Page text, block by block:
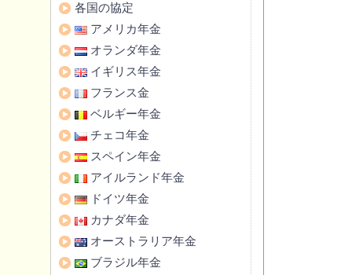
各国の協定
アメリカ年金
オランダ年金
イギリス年金
フランス金
ベルギー年金
チェコ年金
スペイン年金
アイルランド年金
ドイツ年金
カナダ年金
オーストラリア年金
ブラジル年金